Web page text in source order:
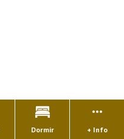
Dormir + Info